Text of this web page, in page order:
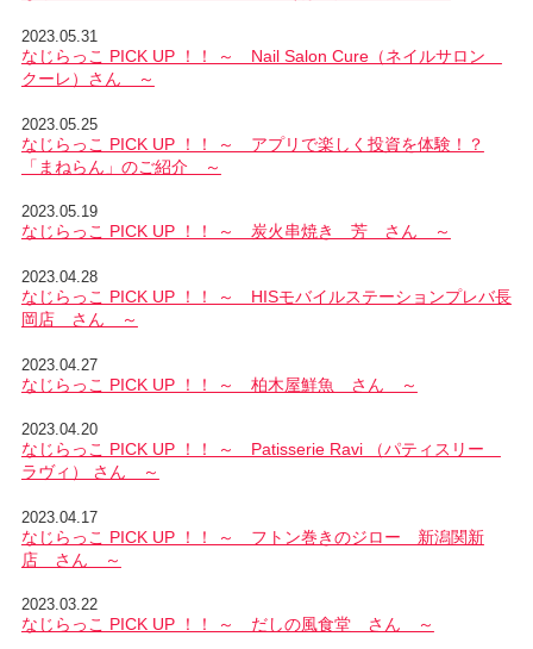
2023.05.31
なじらっこ PICK UP ！！ ～ Nail Salon Cure（ネイルサロン
クーレ）さん ～
2023.05.25
なじらっこ PICK UP ！！ ～ アプリで楽しく投資を体験！？
「まねらん」のご紹介 ～
2023.05.19
なじらっこ PICK UP ！！ ～ 炭火串焼き 芳 さん ～
2023.04.28
なじらっこ PICK UP ！！ ～ HISモバイルステーションプレバ長
岡店 さん ～
2023.04.27
なじらっこ PICK UP ！！ ～ 柏木屋鮮魚 さん ～
2023.04.20
なじらっこ PICK UP ！！ ～ Patisserie Ravi （パティスリー
ラヴィ） さん ～
2023.04.17
なじらっこ PICK UP ！！ ～ フトン巻きのジロー 新潟関新
店 さん ～
2023.03.22
なじらっこ PICK UP ！！ ～ だしの風食堂 さん ～